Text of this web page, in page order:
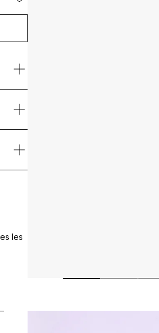
lèvres d’un voile
contours sont délicatement
les